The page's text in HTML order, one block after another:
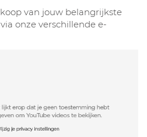
van jouw belangrijkste
onze verschillende e-